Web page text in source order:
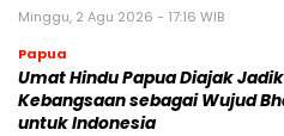
Minggu, 2 Agu 2026 - 17:16 WIB
Papua
Umat Hindu Papua Diajak
Kebangsaan sebagai Wujud
untuk Indonesia